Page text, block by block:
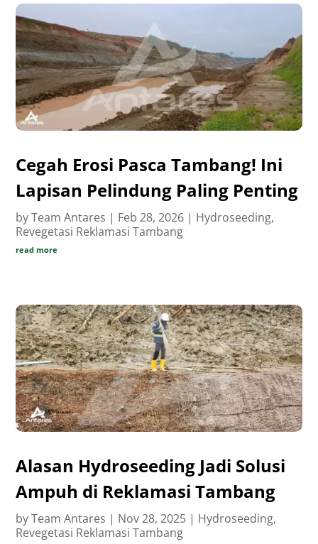
Cegah Erosi Pasca Tambang! Ini
Lapisan Pelindung Paling Penting
byTeam Antares | Feb 28, 2026 | Hydroseeding,
Revegetasi Reklamasi Tambang
read more
Alasan Hydroseeding Jadi Solusi
Ampuh di Reklamasi Tambang
byTeam Antares | Nov 28, 2025 | Hydroseeding,
Revegetasi Reklamasi Tambang